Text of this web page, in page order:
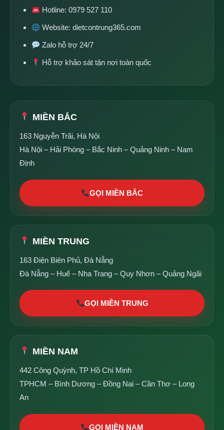
Hotline:0979 527 110
Website:dietcontrung365.com
Zalo hỗ trợ 24/7
Hỗ trợ khảo sát tận nơi toàn quốc
MIỀN BẮC
163 Nguyễn Trãi, Hà Nội
Hà Nội – Hải Phòng – Bắc Ninh – Quảng Ninh – Nam
Định
GỌI MIỀN BẮC
MIỀN TRUNG
163 Điện Biên Phủ, Đà Nẵng
Đà Nẵng – Huế – Nha Trang – Quy Nhơn – Quảng Ngãi
GỌI MIỀN TRUNG
MIỀN NAM
442 Công Quỳnh, TP Hồ Chí Minh
TPHCM – Bình Dương – Đồng Nai – Cần Thơ – Long
An
GỌI MIỀN NAM